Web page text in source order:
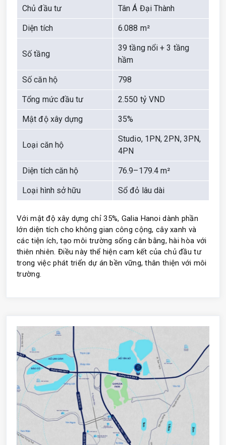
Chủ đầu tư Tân Á Đại Thành
Diện tích 6.088 m²
Số tầng
39 tầng nổi + 3 tầng
hầm
Số căn hộ 798
Tổng mức đầu tư 2.550 tỷ VND
Mật độ xây dựng 35%
Loại căn hộ
Studio, 1PN, 2PN, 3PN,
4PN
Diện tích căn hộ 76.9–179.4 m²
Loại hình sở hữu Sổ đỏ lâu dài
Với mật độ xây dựng chỉ 35%, Galia Hanoi dành phần
lớn diện tích cho không gian công cộng, cây xanh và
các tiện ích, tạo môi trường sống cân bằng, hài hòa với
thiên nhiên. Điều này thể hiện cam kết của chủ đầu tư
trong việc phát triển dự án bền vững, thân thiện với môi
trường.